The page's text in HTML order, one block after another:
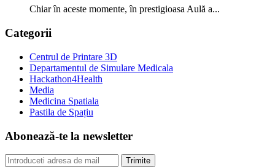
Chiar în aceste momente, în prestigioasa Aulă a...
Categorii
Centrul de Printare 3D
Departamentul de Simulare Medicala
Hackathon4Health
Media
Medicina Spatiala
Pastila de Spațiu
Abonează-te la newsletter
Trimite